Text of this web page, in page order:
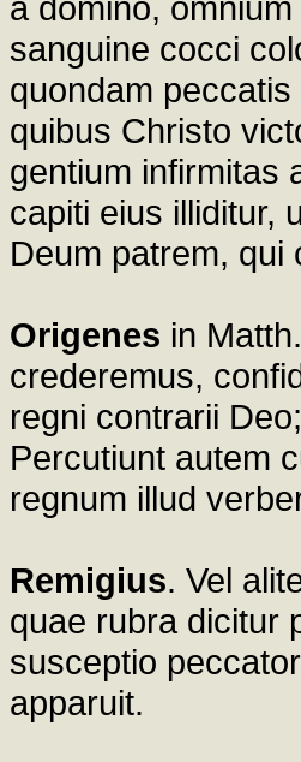
sanguine cocci
quondam
quibus Christo
gentium infirmitas
capiti eius illiditur,
Deum patrem, qui
Origenes in
crederemus,
regni contrarii
Percutiunt autem
regnum illud
Remigius. Vel
quae rubra dicitur
susceptio
apparuit.